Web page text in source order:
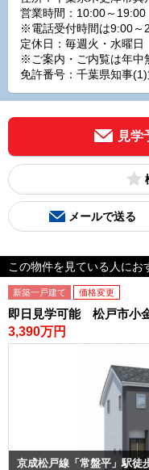
営業時間：10:00～19:00
※電話受付時間は9:00～
定休日：毎週火・水曜日
※ご案内・ご内覧は年中
免許番号：千葉県知事
見学
メールで送る
この物件を見ている人にお
新築一戸建て 価格変更
即日見学可能 松戸市小
3,390万円
京成松戸線「常盤平」駅徒